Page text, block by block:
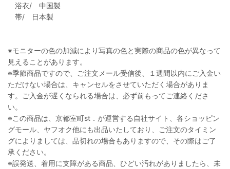
浴衣/ 中国製
帯/ 日本製
※モニターの色の加減により写真の色と実際の商品の色が異なって
見えることがあります。
※季節商品ですので、ご注文メール受信後、１週間以内にご入金い
ただけない場合は、キャンセルをさせていただく場合がありま
す。ご入金が遅くなられる場合は、必ず前もってご連絡くださ
い。
※この商品は、京都室町st．が運営する自社サイト、各ショッピン
グモール、ヤフオク他にも出品いたしており、ご注文のタイミン
グによりましては、品切れの場合もありますので、その際はご了
承ください。
※誤発送、着用に支障がある商品、ひどい汚れがありましたら、未